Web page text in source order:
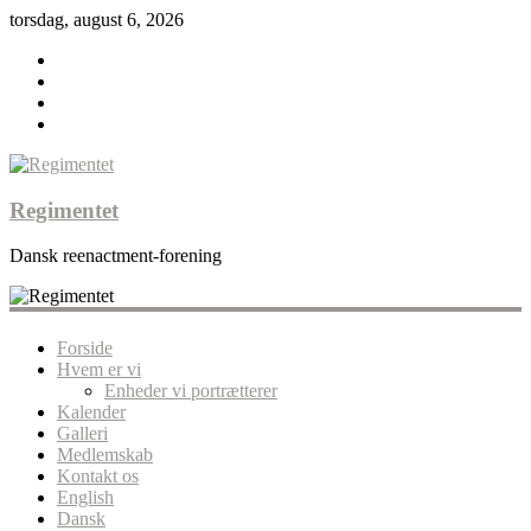
torsdag, august 6, 2026
Regimentet
Dansk reenactment-forening
Forside
Hvem er vi
Enheder vi portrætterer
Kalender
Galleri
Medlemskab
Kontakt os
English
Dansk